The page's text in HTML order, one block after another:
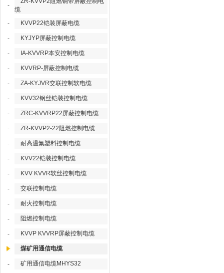
-
缆
-
KVVP22铠装屏蔽电缆
- KYJYP屏蔽控制电缆
- IA-KVVRP本安控制电缆
- KVVRP-屏蔽控制电缆
- ZA-KYJVR交联控制软电缆
- KVV32钢丝铠装控制电缆
- ZRC-KVVRP22屏蔽控制电缆
- ZR-KVVP2-22阻燃控制电缆
- 耐高温氟塑料控制电缆
- KVV22铠装控制电缆
- KVV KVVR软丝控制电缆
- 交联控制电缆
- 耐火控制电缆
- 阻燃控制电缆
- KVVP KVVRP屏蔽控制电缆
煤矿用通信电缆
- 矿用通信电缆MHYS32